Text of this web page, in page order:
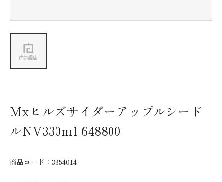
Mxヒルズサイダーアップルシード
ルNV330ml 648800
商品コード： 3854014